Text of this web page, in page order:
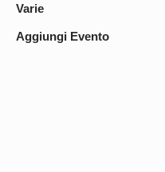
Varie
Aggiungi Evento